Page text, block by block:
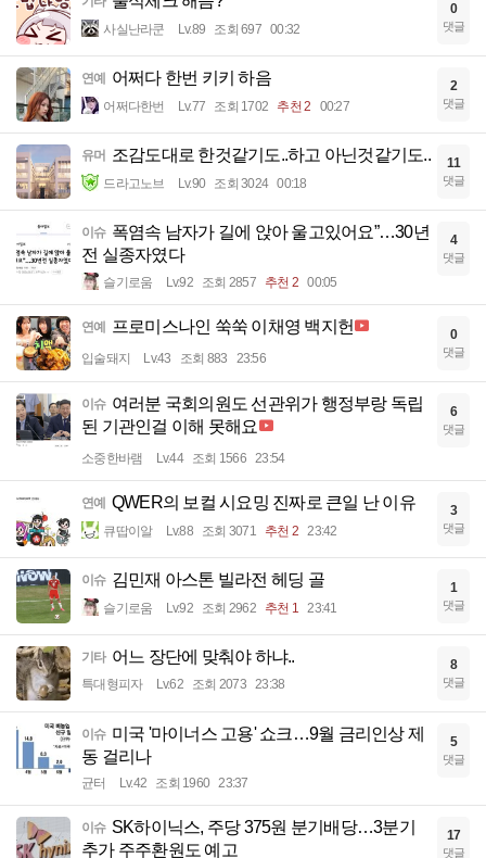
사실난라쿤 Lv.89 조회 697 00:32
0
댓글
연예 어쩌다 한번 키키 하음
어쩌다한번 Lv.77 조회 1702 추천 2 00:27
2
댓글
유머 조감도대로 한것같기도..하고 아닌것같기도..
드라고노브 Lv.90 조회 3024 00:18
11
댓글
이슈 폭염속 남자가 길에 앉아 울고있어요”…30년
전 실종자였다
슬기로움 Lv.92 조회 2857 추천 2 00:05
4
댓글
연예 프로미스나인 쑥쑥 이채영 백지헌
입술돼지 Lv.43 조회 883 23:56
0
댓글
이슈 여러분 국회의원도 선관위가 행정부랑 독립
된 기관인걸 이해 못해요
소중한바램 Lv.44 조회 1566 23:54
6
댓글
연예 QWER의 보컬 시요밍 진짜로 큰일 난 이유
큐땁이알 Lv.88 조회 3071 추천 2 23:42
3
댓글
이슈 김민재 아스톤 빌라전 헤딩 골
슬기로움 Lv.92 조회 2962 추천 1 23:41
1
댓글
기타 어느 장단에 맞춰야 하냐..
특대형피자 Lv.62 조회 2073 23:38
8
댓글
이슈 미국 '마이너스 고용' 쇼크…9월 금리인상 제
동 걸리나
균터 Lv.42 조회 1960 23:37
5
댓글
이슈 SK하이닉스, 주당 375원 분기배당…3분기
추가 주주환원도 예고
17
댓글